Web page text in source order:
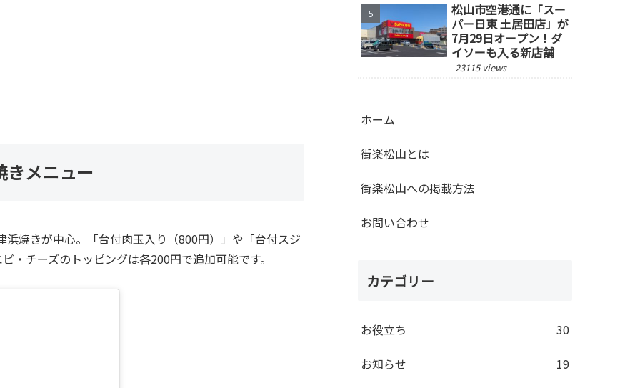
きメニュー
焼きが中心。「台付肉玉入り（800円）」や「台付スジ
・チーズのトッピングは各200円で追加可能です。
松山市空港通に「スー
パー日東 土居田店」が
7月29日オープン！ダ
イソーも入る新店舗
23115 views
ホーム
街楽松山とは
街楽松山への掲載方法
お問い合わせ
カテゴリー
お役立ち
30
お知らせ
19